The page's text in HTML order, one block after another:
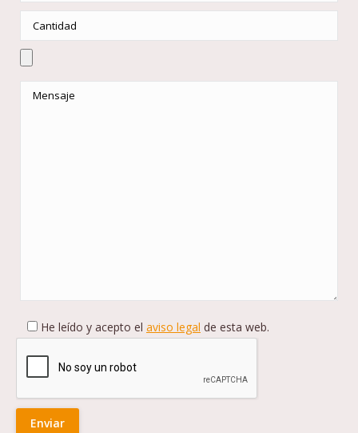
He leído y acepto el aviso legal de esta web.